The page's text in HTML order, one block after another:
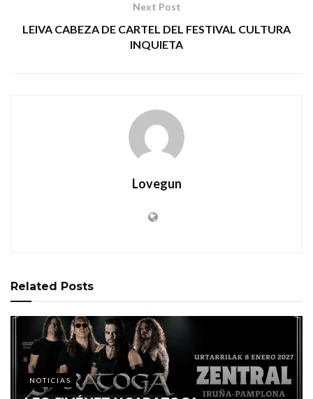
Next Post
LEIVA CABEZA DE CARTEL DEL FESTIVAL CULTURA
INQUIETA
Lovegun
Related Posts
NOTICIAS